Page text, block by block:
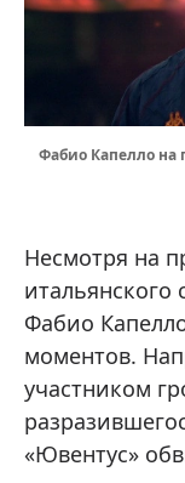
Фабио Капелло на
Несмотря на
итальянского
Фабио
моментов.
участником
«Ювентус»